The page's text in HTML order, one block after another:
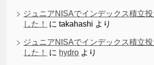
ジュニアNISAでインデックス積立
した！
にtakahashi より
ジュニアNISAでインデックス積立
した！
に hydro より